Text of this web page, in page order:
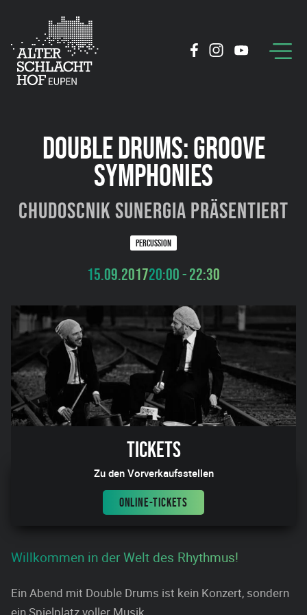
DOUBLE DRUMS: GROOVE
SYMPHONIES
Chudoscnik Sunergia präsentiert
PERCUSSION
15.09.201720:00 - 22:30
Tickets
Zu den Vorverkaufsstellen
ONLINE-TICKETS
Willkommen in der Welt des Rhythmus!
Ein Abend mit Double Drums ist kein Konzert, sondern